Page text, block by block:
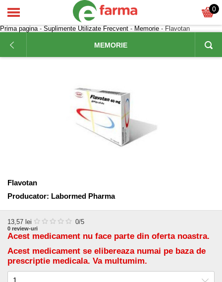
0
Prima pagina- Suplimente Utilizate Frecvent - Memorie - Flavotan
MEMORIE
Flavotan
Producator: Labormed Pharma
13,57 lei 0/5
0 review-uri
Acest medicament nu face parte din oferta noastra.
Acest medicament se elibereaza numai pe baza de
prescriptie medicala. Va multumim.